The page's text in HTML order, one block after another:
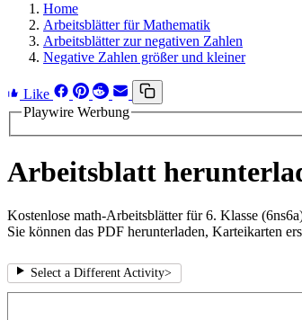
Home
Arbeitsblätter für Mathematik
Arbeitsblätter zur negativen Zahlen
Negative Zahlen größer und kleiner
Like
Playwire Werbung
Arbeitsblatt
Kostenlose math-Arbeitsblätter für 6. Klasse
Sie können das PDF herunterladen, Karteikarten
Select a Different Activity>